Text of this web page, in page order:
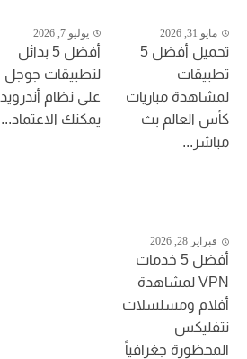
مايو 31, 2026
تحميل أفضل 5
تطبيقات
لمشاهدة مباريات
كأس العالم بث
مباشر...
يوليو 7, 2026
أفضل 5 بدائل
لتطبيقات جوجل
على نظام أندرويد
يمكنك الاعتماد...
فبراير 28, 2026
أفضل 5 خدمات
VPN لمشاهدة
أفلام ومسلسلات
نتفليكس
المحظورة جغرافياً